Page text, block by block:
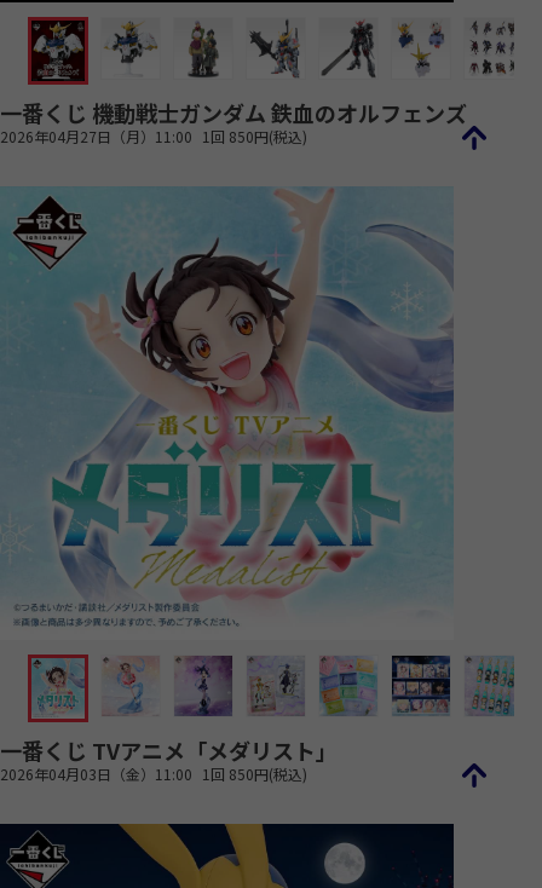
一番くじ 機動戦士ガンダム 鉄血のオルフェンズ
2026年04月27日（月）11:00 1回 850円(税込)
一番くじ TVアニメ「メダリスト」
2026年04月03日（金）11:00 1回 850円(税込)